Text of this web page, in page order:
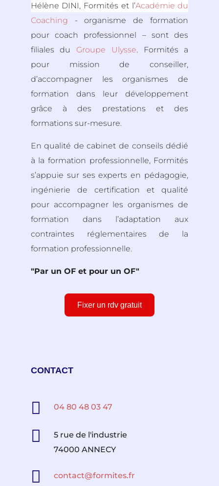
Hélène DINI, Formités et l’Académie du
Coaching
- organisme de formation
pour coach professionnel – sont des
filiales du
Groupe Ulysse. Formités a
pour mission de conseiller,
d’accompagner les organismes de
formation dans leur développement
grâce à des prestations et des
formations sur-mesure.
En qualité de cabinet de conseils dédié
à la formation professionnelle, Formités
s’appuie sur ses experts en pédagogie,
ingénierie de certification et qualité
pour accompagner les organismes de
formation dans l’adaptation aux
contraintes réglementaires de la
formation professionnelle.
"Par un OF et pour un OF"
Fixer un rdv gratuit
CONTACT
 04 80 48 03 47

5 rue de l'industrie
74000 ANNECY
 contact@formites.fr